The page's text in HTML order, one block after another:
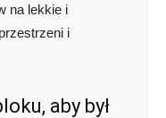
na lekkie i
i
aby był